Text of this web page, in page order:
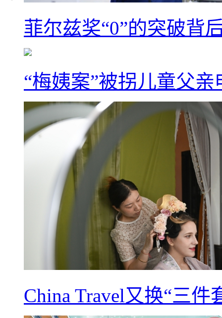
菲尔兹奖“0”的突破背
“梅姨案”被拐儿童父
China Travel又换“三